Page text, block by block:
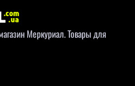
Меркуриал. Товары для